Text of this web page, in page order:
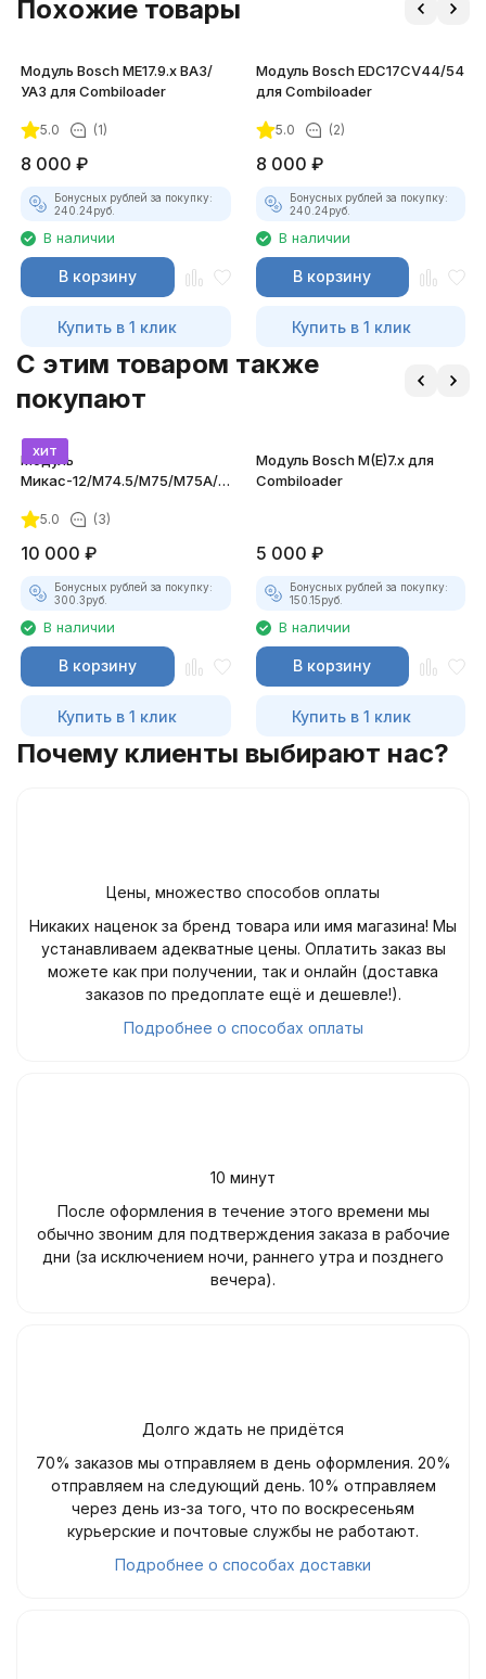
Похожие товары
Модуль Bosch ME17.9.x ВАЗ/
УАЗ для Combiloader
5.0 (1)
8 000 ₽
Бонусных рублей за покупку:
240.24руб.
В наличии
В корзину
Купить в 1 клик
Модуль Bosch EDC17CV44/54
для Combiloader
5.0 (2)
8 000 ₽
Бонусных рублей за покупку:
240.24руб.
В наличии
В корзину
Купить в 1 клик
C этим товаром также
покупают
хит
Модуль
Mикас-12/M74.5/M75/M75A/M86И
5.0 (3)
10 000 ₽
Бонусных рублей за покупку:
300.3руб.
В наличии
В корзину
Купить в 1 клик
Модуль Bosch M(E)7.x для
Combiloader
5 000 ₽
Бонусных рублей за покупку:
150.15руб.
В наличии
В корзину
Купить в 1 клик
Почему клиенты выбирают нас?
Цены, множество способов оплаты
Никаких наценок за бренд товара или имя магазина! Мы
устанавливаем адекватные цены. Оплатить заказ вы
можете как при получении, так и онлайн (доставка
заказов по предоплате ещё и дешевле!).
Подробнее о способах оплаты
10 минут
После оформления в течение этого времени мы
обычно звоним для подтверждения заказа в рабочие
дни (за исключением ночи, раннего утра и позднего
вечера).
Долго ждать не придётся
70% заказов мы отправляем в день оформления. 20%
отправляем на следующий день. 10% отправляем
через день из-за того, что по воскресеньям
курьерские и почтовые службы не работают.
Подробнее о способах доставки